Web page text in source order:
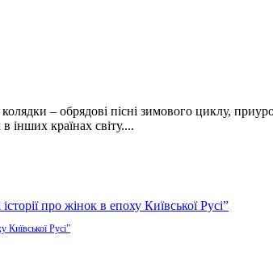
– обрядові пісні зимового циклу,
інших країнах світу....
Київської Русі”